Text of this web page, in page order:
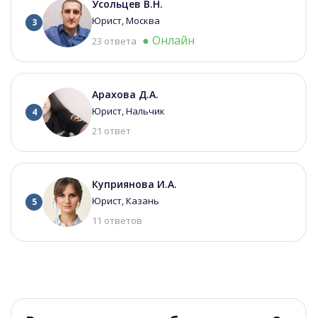
3
Усольцев В.Н.
Юрист, Москва
23 ответа ● Онлайн
4
Арахова Д.А.
Юрист, Нальчик
21 ответ
5
Куприянова И.А.
Юрист, Казань
11 ответов